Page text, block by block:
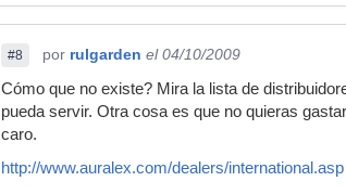
#8 por rulgarden el 04/10/2009
Cómo que no existe? Mira la lista de
pueda servir. Otra cosa es que no quieras
caro.
http://www.auralex.com/dealers/international.asp